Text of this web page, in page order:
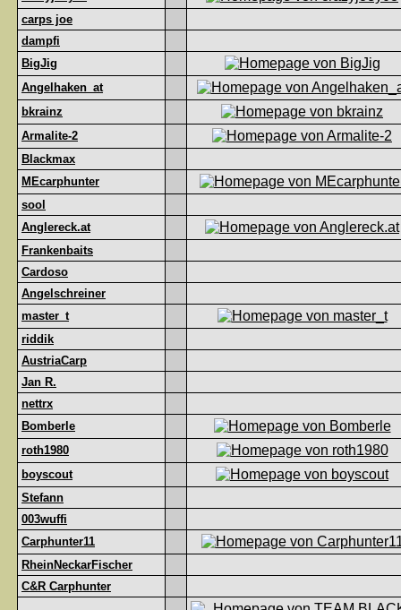
carps joe
dampfi
BigJig
Angelhaken_at
bkrainz
Armalite-2
Blackmax
MEcarphunter
sool
Anglereck.at
Frankenbaits
Cardoso
Angelschreiner
master_t
riddik
AustriaCarp
Jan R.
nettrx
Bomberle
roth1980
boyscout
Stefann
003wuffi
Carphunter11
RheinNeckarFischer
C&R Carphunter